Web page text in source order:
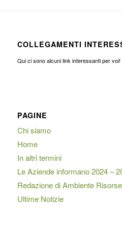
COLLEGAMENTI
Qui ci sono alcuni link interessanti per
PAGINE
Chi siamo
Home
In altri termini
Le Aziende informano 2024 –
Redazione di Ambiente
Ultime Notizie